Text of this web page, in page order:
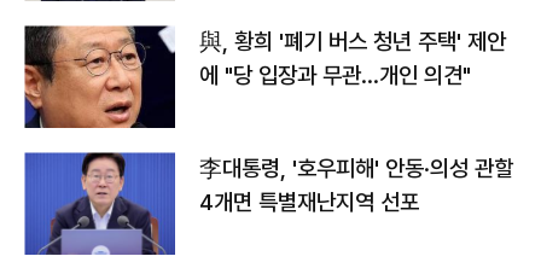
與, 황희 '폐기 버스 청년 주택' 제안
에 "당 입장과 무관…개인 의견"
李대통령, '호우피해' 안동·의성 관할
4개면 특별재난지역 선포